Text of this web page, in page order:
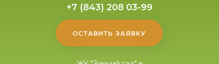
+7 (843) 208 03-99
ОСТАВИТЬ ЗАЯВКУ